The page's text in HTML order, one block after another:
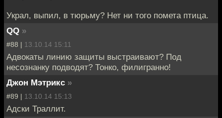
Украл, выпил, в тюрьму? Нет ни того помета птица.
QQ »
#88 | 13.10.14 15:11
Адвокаты линию защиты выстраивают? Под
несознанку подводят? Тонко, филигранно!
Джон Мэтрикс »
#89 | 13.10.14 15:13
Адски Траллит.